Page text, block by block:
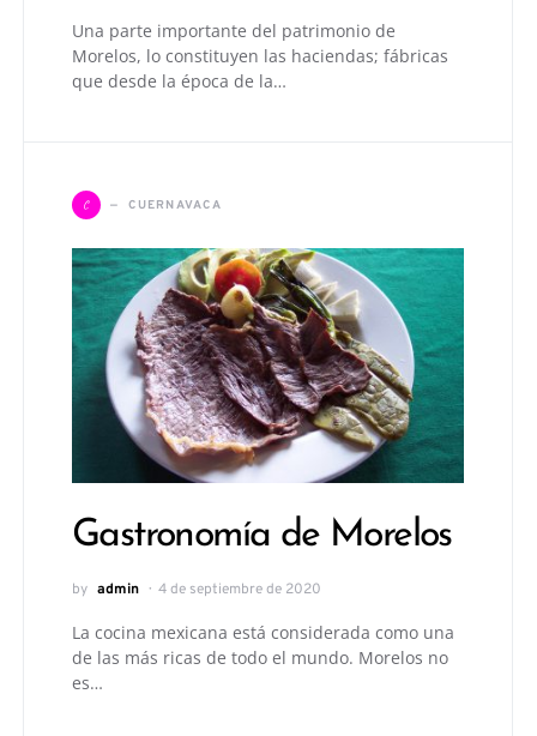
Una parte importante del patrimonio de
Morelos, lo constituyen las haciendas; fábricas
que desde la época de la…
C CUERNAVACA
Gastronomía de Morelos
by admin 4 de septiembre de 2020
La cocina mexicana está considerada como una
de las más ricas de todo el mundo. Morelos no
es…